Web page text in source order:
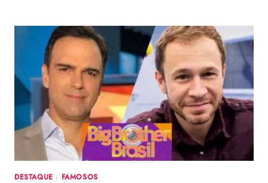
A
REAL
A
DECISÃO
DE
DA
GLOBO:
“NÃO
ESTAVA
DESTAQUE · FAMOSOS